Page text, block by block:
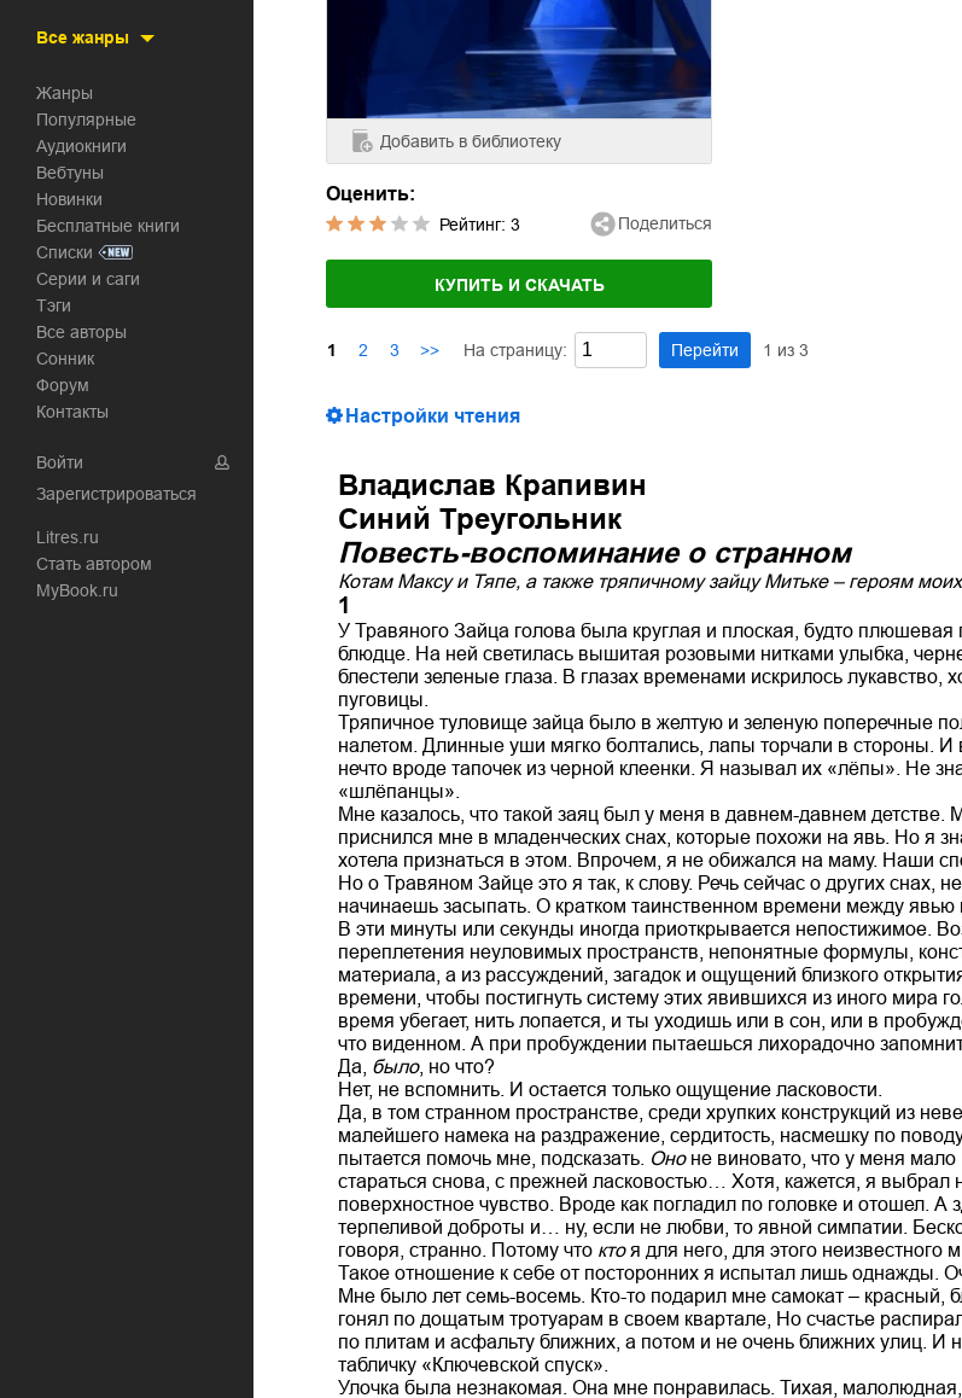
Все жанры
Жанры
Популярные
Аудиокниги
Вебтуны
Новинки
Бесплатные книги
Списки
Серии и саги
Тэги
Все авторы
Сонник
Форум
Контакты
Войти
Зарегистрироваться
Litres.ru
Стать автором
MyBook.ru
Добавить в библиотеку
Оценить:
Рейтинг: 3 Поделиться
КУПИТЬ И СКАЧАТЬ
1 2 3 >> На страницу: Перейти 1 из 3
Настройки чтения
Владислав Крапивин
Синий Треугольник
Повесть-воспоминание о странном
Котам Максу и Тяпе, а также тряпичному зайцу Митьке – героям
1
У Травяного Зайца голова была круглая и плоская, будто
блюдце. На ней светилась вышитая розовыми нитками улыбка,
блестели зеленые глаза. В глазах временами искрилось лукавство,
пуговицы.
Тряпичное туловище зайца было в желтую и зеленую поперечные
налетом. Длинные уши мягко болтались, лапы торчали в стороны.
нечто вроде тапочек из черной клеенки. Я называл их «лёпы». Не
«шлёпанцы».
Мне казалось, что такой заяц был у меня в давнем-давнем детстве.
приснился мне в младенческих снах, которые похожи на явь. Но я
хотела признаться в этом. Впрочем, я не обижался на маму. Наши
Но о Травяном Зайце это я так, к слову. Речь сейчас о других снах,
начинаешь засыпать. О кратком таинственном времени между явью
В эти минуты или секунды иногда приоткрывается непостижимое.
переплетения неуловимых пространств, непонятные формулы,
материала, а из рассуждений, загадок и ощущений близкого
времени, чтобы постигнуть систему этих явившихся из иного мира
время убегает, нить лопается, и ты уходишь или в сон, или в
что виденном. А при пробуждении пытаешься лихорадочно
Да, было, но что?
Нет, не вспомнить. И остается только ощущение ласковости.
Да, в том странном пространстве, среди хрупких конструкций из
малейшего намека на раздражение, сердитость, насмешку по
пытается помочь мне, подсказать. Ононе виновато, что у меня
стараться снова, с прежней ласковостью… Хотя, кажется, я выбрал
поверхностное чувство. Вроде как погладил по головке и отошел. А
терпеливой доброты и… ну, если не любви, то явной симпатии.
говоря, странно. Потому что ктоя для него, для этого неизвестного
Такое отношение к себе от посторонних я испытал лишь однажды.
Мне было лет семь-восемь. Кто-то подарил мне самокат –
гонял по дощатым тротуарам в своем квартале, Но счастье
по плитам и асфальту ближних, а потом и не очень ближних улиц. И
табличку «Ключевской спуск».
Улочка была незнакомая. Она мне понравилась. Тихая,